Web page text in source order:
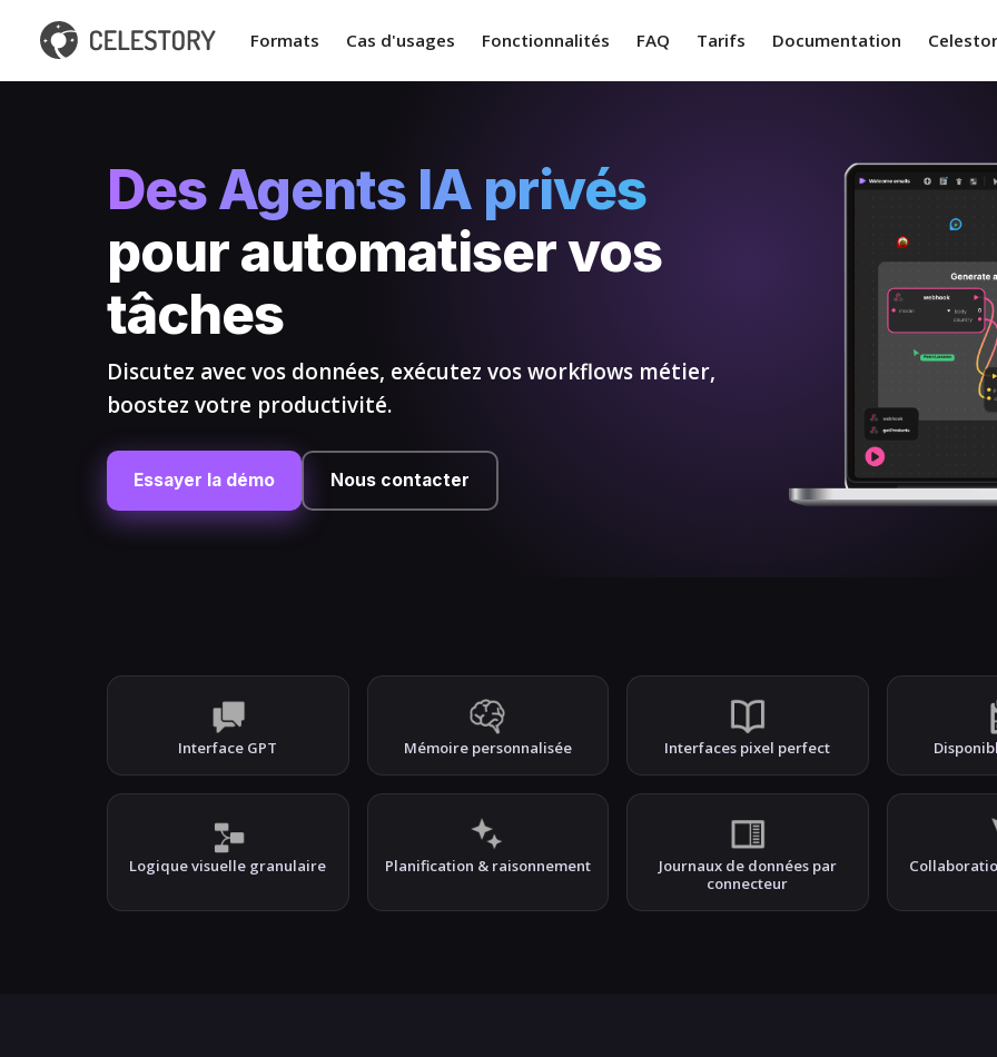
Formats Cas d'usages Fonctionnalités FAQ Tarifs Documentation
Des Agents IA privés
pour automatiser vos
tâches
Discutez avec vos données, exécutez vos workflows métier,
boostez votre productivité.
Essayer la démo Nous contacter
Interface GPT Mémoire personnalisée Interfaces pixel perfect
Logique visuelle granulaire Planification & raisonnement
Journaux de données par
connecteur